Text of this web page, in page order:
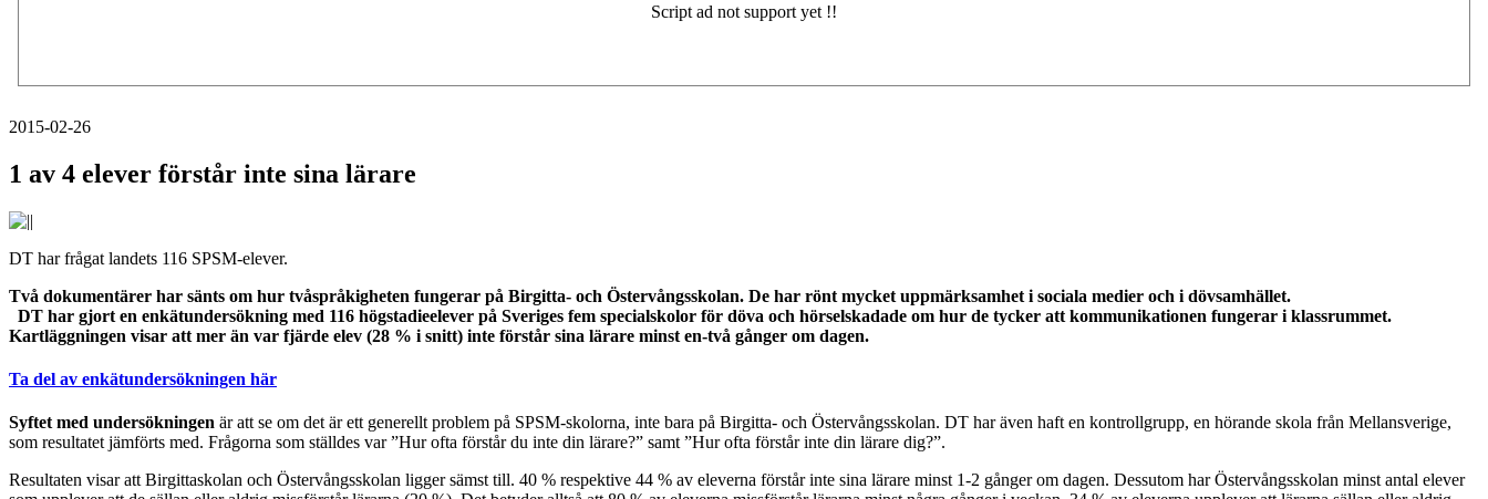
2015-02-26
1 av 4 elever förstår inte sina lärare
DT har frågat landets 116 SPSM-elever.
Två dokumentärer har sänts om hur tvåspråkigheten fungerar på Birgitta- och Östervångsskolan. De har rönt mycket uppmärksamhet i sociala medier och i dövsamhället.
DT har gjort en enkätundersökning med 116 högstadieelever på Sveriges fem specialskolor för döva och hörselskadade om hur de tycker att kommunikationen fungerar i klassrummet.
Kartläggningen visar att mer än var fjärde elev (28 % i snitt) inte förstår sina lärare minst en-två gånger om dagen.
Ta del av enkätundersökningen här
Syftet med undersökningen är att se om det är ett generellt problem på SPSM-skolorna, inte bara på Birgitta- och Östervångsskolan. DT har även haft en kontrollgrupp, en hörande skola från Mellansverige,
som resultatet jämförts med. Frågorna som ställdes var ”Hur ofta förstår du inte din lärare?” samt ”Hur ofta förstår inte din lärare dig?”.
Resultaten visar att Birgittaskolan och Östervångsskolan ligger sämst till. 40 % respektive 44 % av eleverna förstår inte sina lärare minst 1-2 gånger om dagen. Dessutom har Östervångsskolan minst antal elever